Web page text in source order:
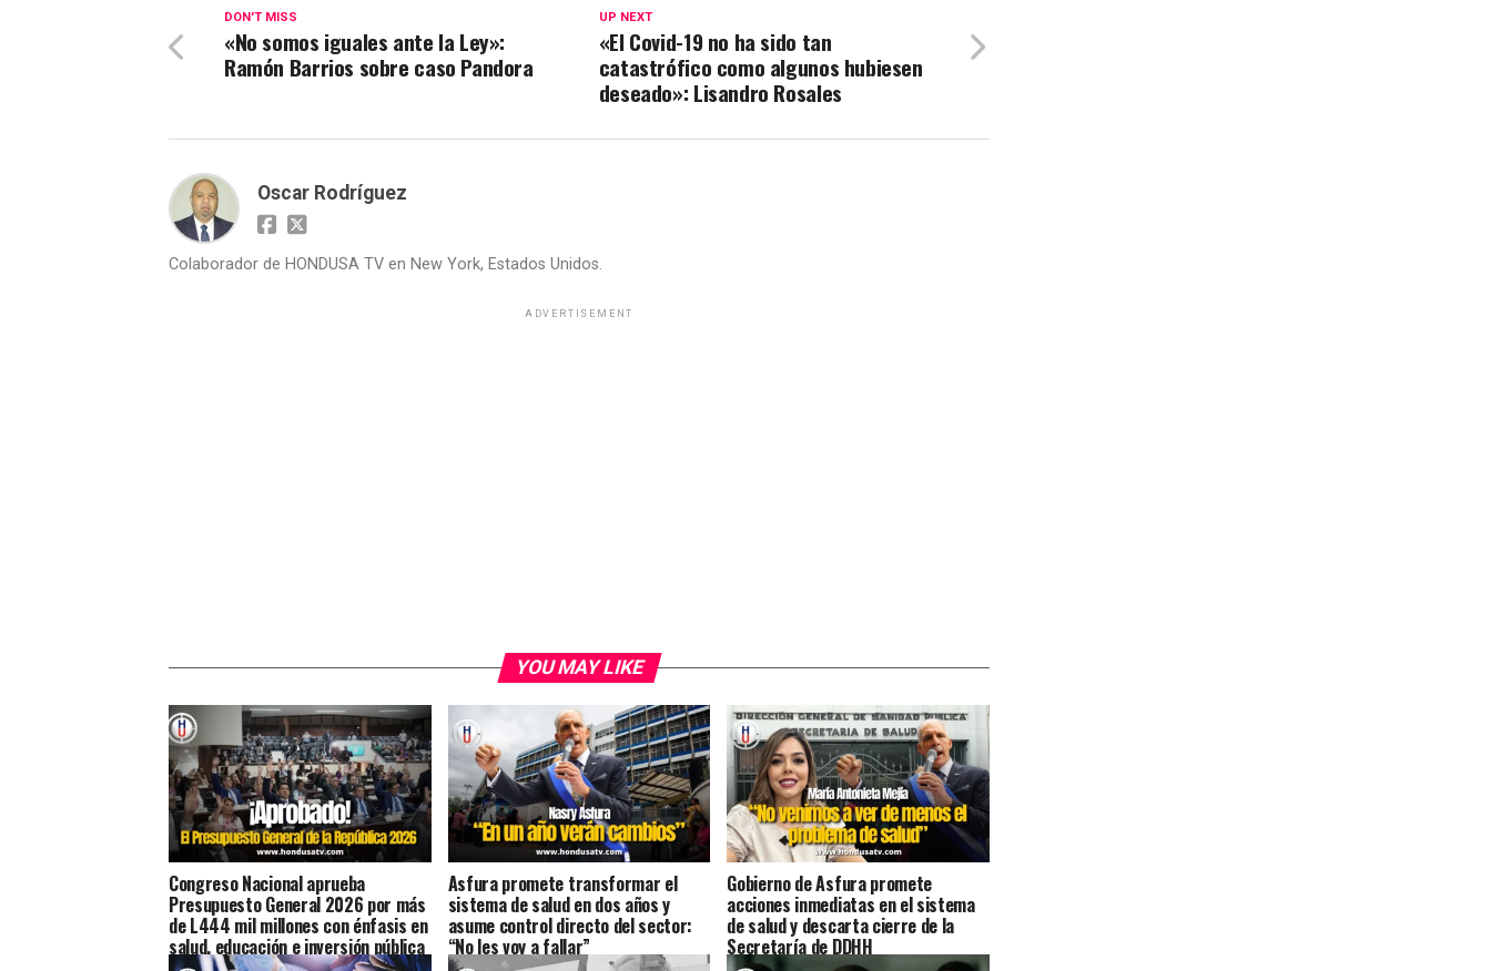
UP NEXT
«El Covid-19 no ha sido tan
catastrófico como algunos hubiesen
deseado»: Lisandro Rosales
DON'T MISS
«No somos iguales ante la Ley»:
Ramón Barrios sobre caso Pandora
Oscar Rodríguez
Colaborador de HONDUSA TV en New York, Estados Unidos.
ADVERTISEMENT
YOU MAY LIKE
Congreso Nacional aprueba
Presupuesto General 2026 por más
de L444 mil millones con énfasis en
salud, educación e inversión pública
Asfura promete transformar el
sistema de salud en dos años y
asume control directo del sector:
“No les voy a fallar”
Gobierno de Asfura promete
acciones inmediatas en el sistema
de salud y descarta cierre de la
Secretaría de DDHH